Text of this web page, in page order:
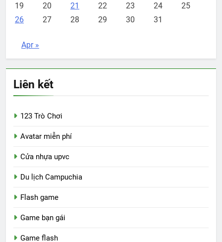
19
20 21 22 23 24
25
26
27 28 29 30 31
Apr »
Liên kết
123 Trò Chơi
Avatar miễn phí
Cửa nhựa upvc
Du lịch Campuchia
Flash game
Game bạn gái
Game flash